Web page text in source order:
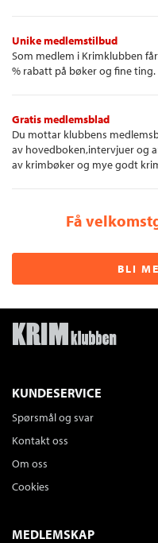
Unike medlemstilbud
Som medlem i Krimklubben
% rabatt på bøker og fine ting.
Gratis medlemsblad
Du mottar klubbens
av hovedboken,intervjuer og
av krimbøker og mye godt
Få
BLI
KUNDESERVICE
Spørsmål og svar
Kontakt oss
Om oss
Cookies
MEDLEMSKAP